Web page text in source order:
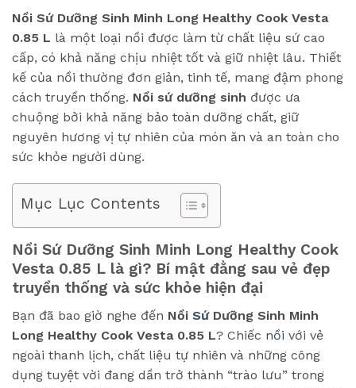
Nồi Sứ Dưỡng Sinh Minh Long Healthy Cook Vesta
0.85 L là một loại nồi được làm từ chất liệu sứ cao
cấp, có khả năng chịu nhiệt tốt và giữ nhiệt lâu. Thiết
kế của nồi thường đơn giản, tinh tế, mang đậm phong
cách truyền thống. Nồi sứ dưỡng sinh được ưa
chuộng bởi khả năng bảo toàn dưỡng chất, giữ
nguyên hương vị tự nhiên của món ăn và an toàn cho
sức khỏe người dùng.
Mục Lục Contents
Nồi Sứ Dưỡng Sinh Minh Long Healthy Cook
Vesta 0.85 L là gì? Bí mật đằng sau vẻ đẹp
truyền thống và sức khỏe hiện đại
Bạn đã bao giờ nghe đến Nồi SứDưỡng Sinh Minh
Long Healthy Cook Vesta 0.85 L? Chiếc nồi với vẻ
ngoài thanh lịch, chất liệu tự nhiên và những công
dụng tuyệt vời đang dần trở thành “trào lưu” trong